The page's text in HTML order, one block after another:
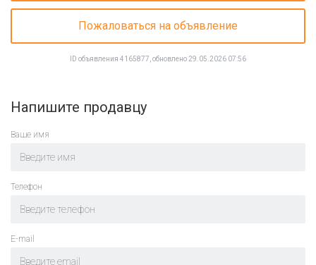
Пожаловаться на объявление
ID объявления 4165877, обновлено 29.05.2026 07:56
Напишите продавцу
Ваше имя
Телефон
E-mail